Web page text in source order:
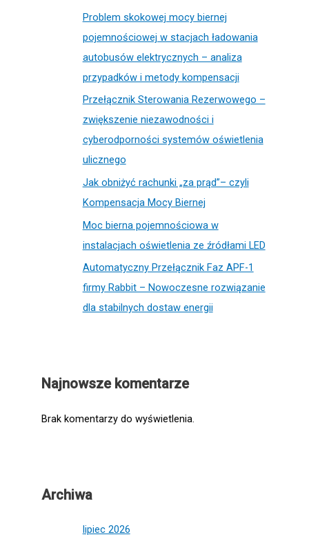
Problem skokowej mocy biernej
pojemnościowej w stacjach ładowania
autobusów elektrycznych – analiza
przypadków i metody kompensacji
Przełącznik Sterowania Rezerwowego –
zwiększenie niezawodności i
cyberodporności systemów oświetlenia
ulicznego
Jak obniżyć rachunki „za prąd”– czyli
Kompensacja Mocy Biernej
Moc bierna pojemnościowa w
instalacjach oświetlenia ze źródłami LED
Automatyczny Przełącznik Faz APF-1
firmy Rabbit – Nowoczesne rozwiązanie
dla stabilnych dostaw energii
Najnowsze komentarze
Brak komentarzy do wyświetlenia.
Archiwa
lipiec 2026